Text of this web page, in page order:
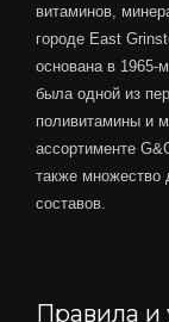
витаминов,
городе East
основана в 1965-
была одной из
поливитамины и
ассортименте
также множество
составов.
Правила и